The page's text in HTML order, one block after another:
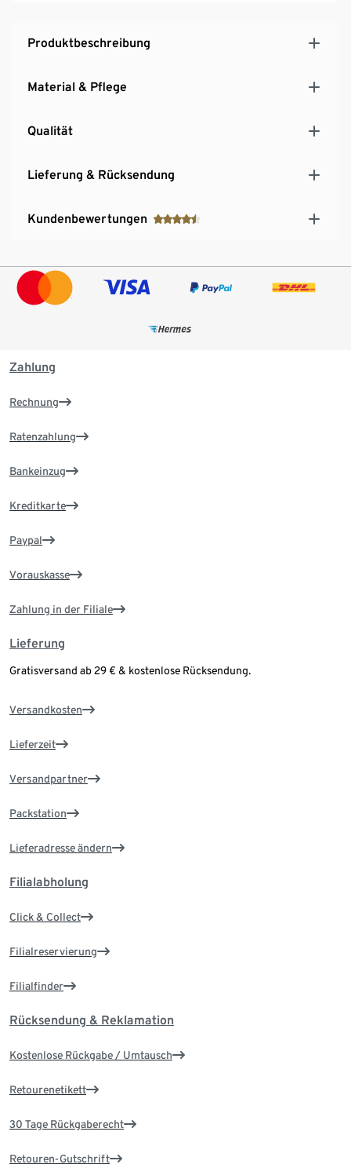
Produktbeschreibung
Material & Pflege
Qualität
Lieferung & Rücksendung
Kundenbewertungen
Zahlung
Rechnung
Ratenzahlung
Bankeinzug
Kreditkarte
Paypal
Vorauskasse
Zahlung in der Filiale
Lieferung
Gratisversand ab 29 € & kostenlose Rücksendung.
Versandkosten
Lieferzeit
Versandpartner
Packstation
Lieferadresse ändern
Filialabholung
Click & Collect
Filialreservierung
Filialfinder
Rücksendung & Reklamation
Kostenlose Rückgabe / Umtausch
Retourenetikett
30 Tage Rückgaberecht
Retouren-Gutschrift